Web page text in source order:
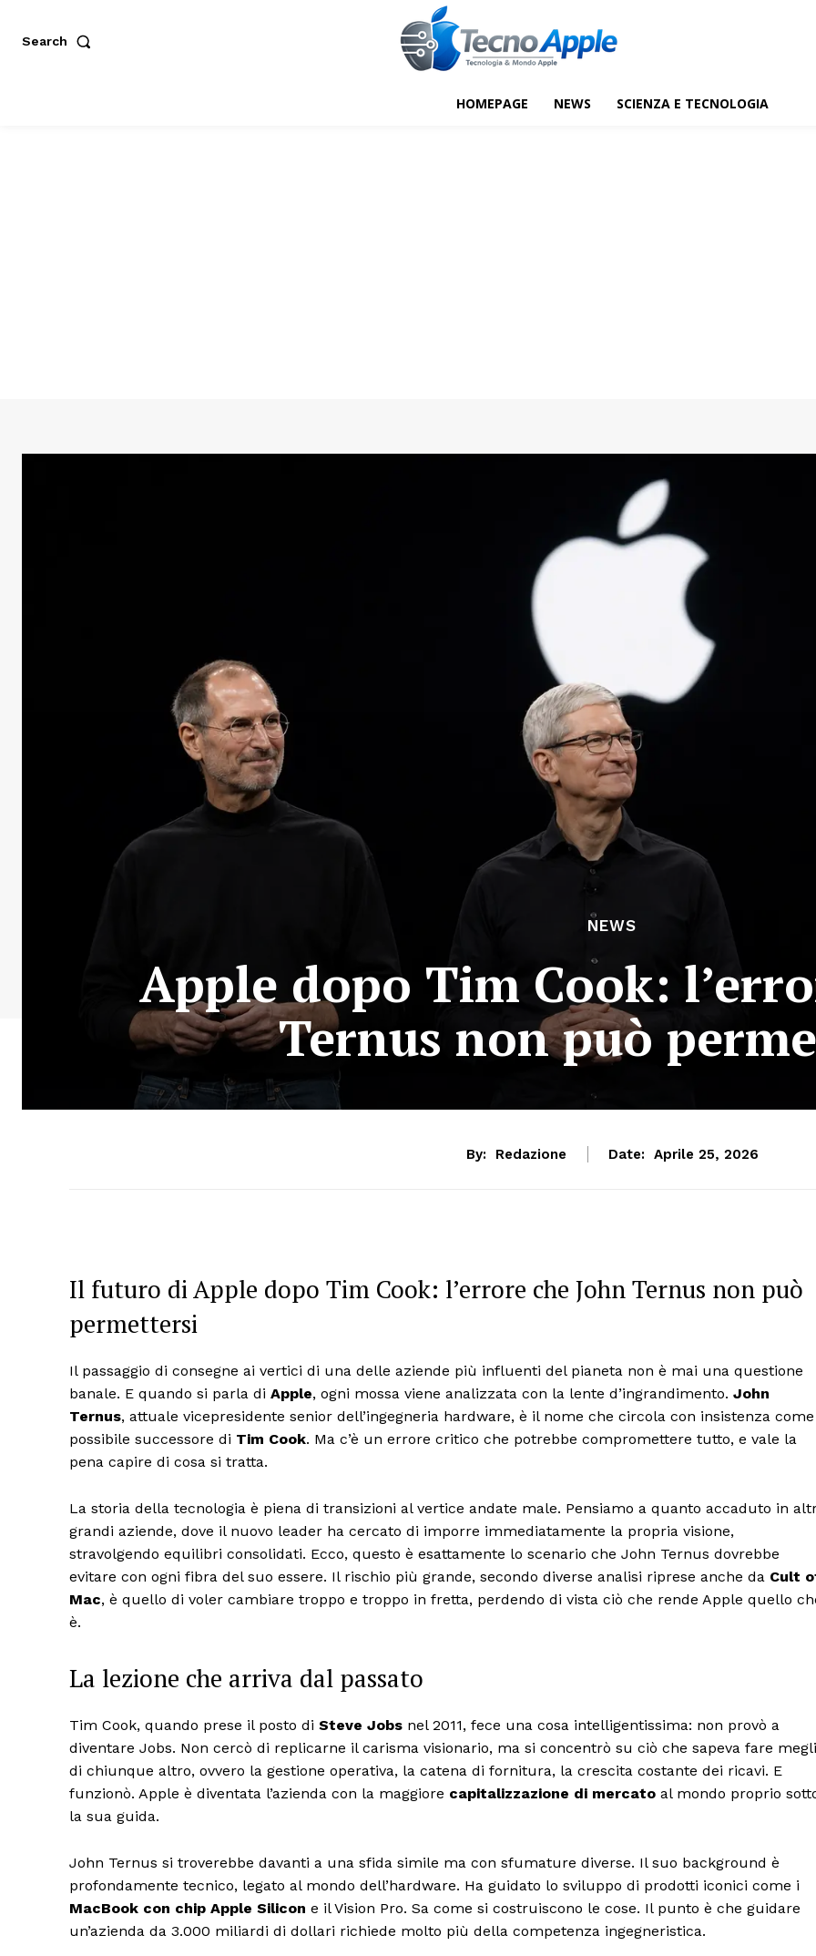
Search
HOMEPAGE NEWS SCIENZA E TECNOLOGIA
NEWS
Apple dopo Tim Cook:
Ternus non può
By: Redazione Date: Aprile 25, 2026
Il futuro di Apple dopo Tim Cook: l’errore che John Ternus non può
permettersi
Il passaggio di consegne ai vertici di una delle aziende più influenti del pianeta non è mai una questione
banale. E quando si parla di Apple, ogni mossa viene analizzata con la lente d’ingrandimento. John
Ternus, attuale vicepresidente senior dell’ingegneria hardware, è il nome che circola con insistenza come
possibile successore di Tim Cook. Ma c’è un errore critico che potrebbe compromettere tutto, e vale la
pena capire di cosa si tratta.
La storia della tecnologia è piena di transizioni al vertice andate male. Pensiamo a quanto accaduto in
grandi aziende, dove il nuovo leader ha cercato di imporre immediatamente la propria visione,
stravolgendo equilibri consolidati. Ecco, questo è esattamente lo scenario che John Ternus dovrebbe
evitare con ogni fibra del suo essere. Il rischio più grande, secondo diverse analisi riprese anche da Cult
Mac, è quello di voler cambiare troppo e troppo in fretta, perdendo di vista ciò che rende Apple quello
è.
La lezione che arriva dal passato
Tim Cook, quando prese il posto di Steve Jobs nel 2011, fece una cosa intelligentissima: non provò a
diventare Jobs. Non cercò di replicarne il carisma visionario, ma si concentrò su ciò che sapeva fare
di chiunque altro, ovvero la gestione operativa, la catena di fornitura, la crescita costante dei ricavi. E
funzionò. Apple è diventata l’azienda con la maggiore capitalizzazione di mercato al mondo proprio
la sua guida.
John Ternus si troverebbe davanti a una sfida simile ma con sfumature diverse. Il suo background è
profondamente tecnico, legato al mondo dell’hardware. Ha guidato lo sviluppo di prodotti iconici come i
MacBook con chip Apple Silicon e il Vision Pro. Sa come si costruiscono le cose. Il punto è che guidare
un’azienda da 3.000 miliardi di dollari richiede molto più della competenza ingegneristica.